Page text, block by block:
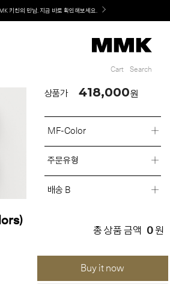
키친의 만남. 지금 바로 확인해보세요.
Cart Search
상품가 418,000원
MF-Color
주문유형
배송 B
총 상품 금액 0 원
Buy it now